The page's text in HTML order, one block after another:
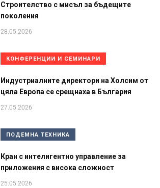
Строителство с мисъл за бъдещите
поколения
28.05.2026
КОНФЕРЕНЦИИ И СЕМИНАРИ
Индустриалните директори на Холсим от
цяла Европа се срещнаха в България
27.05.2026
ПОДЕМНА ТЕХНИКА
Кран с интелигентно управление за
приложения с висока сложност
25.05.2026